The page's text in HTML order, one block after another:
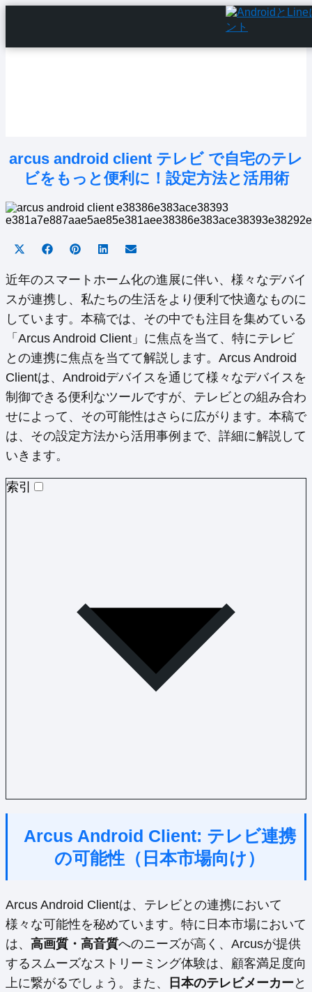
arcus android client テレビ で自宅のテレ
ビをもっと便利に！設定方法と活用術
Share
X
(Twitter)
Share
Facebook
Share
Pinterest
Share
LinkedInEmail
近年のスマートホーム化の進展に伴い、様々なデバイ
スが連携し、私たちの生活をより便利で快適なものに
しています。本稿では、その中でも注目を集めている
「Arcus Android Client」に焦点を当て、特にテレビ
との連携に焦点を当てて解説します。Arcus Android
Clientは、Androidデバイスを通じて様々なデバイスを
制御できる便利なツールですが、テレビとの組み合わ
せによって、その可能性はさらに広がります。本稿で
は、その設定方法から活用事例まで、詳細に解説して
いきます。
索引
Arcus Android Client: テレビ連携
の可能性（日本市場向け）
Arcus Android Clientは、テレビとの連携において
様々な可能性を秘めています。特に日本市場において
は、 高画質・高音質へのニーズが高く、Arcusが提供
するスムーズなストリーミング体験は、顧客満足度向
上に繋がるでしょう。また、
日本のテレビメーカーと